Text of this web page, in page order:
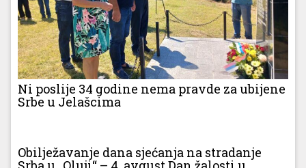
Ni poslije 34 godine nema pravde za ubijene
Srbe u Jelašcima
Obilježavanje dana sjećanja na stradanje